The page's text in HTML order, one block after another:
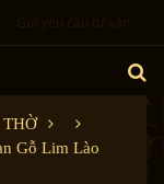
Gỗ Lim Lào